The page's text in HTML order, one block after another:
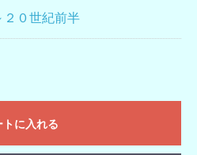
２０世紀前半
トに入れる